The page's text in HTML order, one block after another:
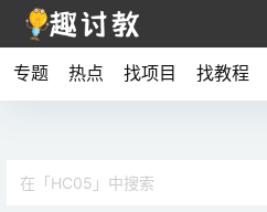
专题 热点 找项目 找教程